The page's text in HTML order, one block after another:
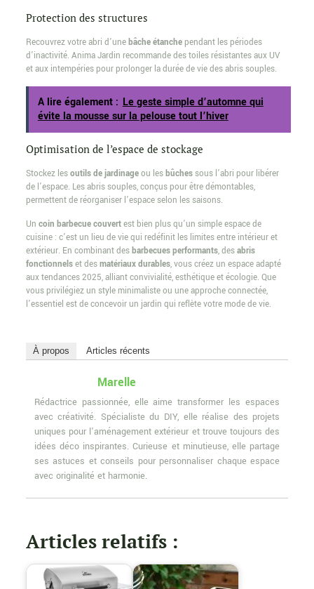
Protection des structures
Recouvrez votre abri d’unebâche étanchependant les périodes
d’inactivité. Anima Jardin recommande des toiles résistantes aux UV
et aux intempéries pour prolonger la durée de vie des abris souples.
A lire également : Le geste simple d’automne qui
évite la mousse sur la pelouse tout l’hiver
Optimisation de l’espace de stockage
Stockez lesoutils de jardinageou lesbûchessous l’abri pour libérer
de l’espace. Les abris souples, conçus pour être démontables,
permettent de réorganiser l’espace selon les saisons.
Un coin barbecue couvertest bien plus qu’un simple espace de
cuisine : c’est un lieu de vie qui redéfinit les limites entre intérieur et
extérieur. En combinant desbarbecues performants, desabris
fonctionnelset desmatériaux durables, vous créez un espace adapté
aux tendances 2025, alliant convivialité, esthétique et écologie. Que
vous privilégiez un style minimaliste ou une approche connectée,
l’essentiel est de concevoir un jardin qui reflète votre mode de vie.
À propos Articles récents
Marelle
Rédactrice passionnée, elle aime transformer les espaces
avec créativité. Spécialiste du DIY, elle réalise des projets
uniques pour l'aménagement extérieur et trouve toujours des
idées déco inspirantes. Curieuse et minutieuse, elle partage
ses astuces et conseils pour personnaliser chaque espace
avec originalité et harmonie.
Articles relatifs :